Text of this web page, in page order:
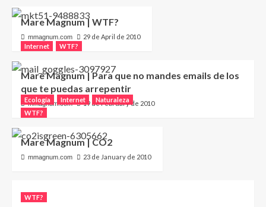
Mare Magnum | WTF?
mmagnum.com
29 de April de 2010
Internet
WTF?
Mare Magnum | Para que no mandes emails de los
que te puedas arrepentir
mmagnum.com 19 de February de 2010
Ecología Internet
Naturaleza
WTF?
Mare Magnum | CO2
mmagnum.com 23 de January de 2010
WTF?